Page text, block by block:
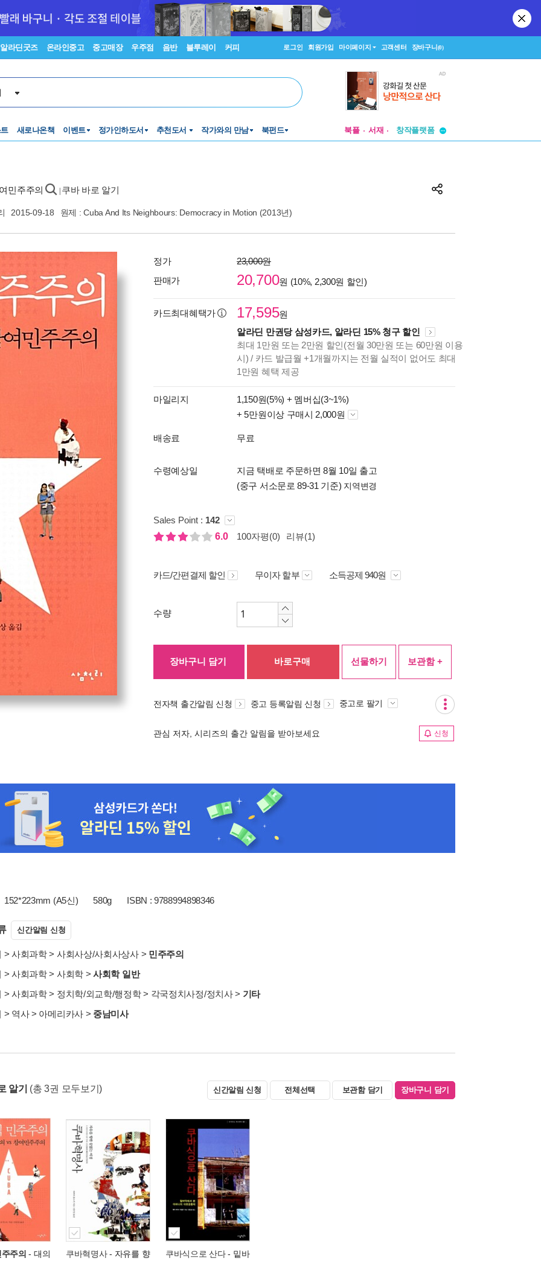
알라딘굿즈 온라인중고 중고매장 우주점 음반 블루레이 커피 로그인 회원가입 마이페이지 고객센터 장바구니(0)
새로나온책 이벤트 정가인하도서 추천도서 작가와의 만남 북펀드 북플 서재
투비컨티뉴드
민주주의 쿠바 바로 알기
2015-09-18 원제 : Cuba And Its Neighbours: Democracy in Motion (2013년)
정가
23,000원
판매가
20,700원 (10%, 2,300원 할인)
카드최대혜택가 17,595원
알라딘 만권당 삼성카드, 알라딘 15% 청구 할인
최대 1만원 또는 2만원 할인(전월 30만원 또는 60만원 이용
시) / 카드 발급월 +1개월까지는 전월 실적이 없어도 최대
1만원 혜택 제공
마일리지 1,150원(5%) + 멤버십(3~1%)
+ 5만원이상 구매시 2,000원
배송료 무료
수령예상일
지금 택배로 주문하면 8월 10일 출고
(중구 서소문로 89-31 기준) 지역변경
Sales Point : 142
6.0
100자평(0) 리뷰(1)
카드/간편결제 할인 무이자 할부 소득공제 940원
수량
장바구니 담기 바로구매 선물하기 보관함 +
전자책 출간알림 신청 중고 등록알림 신청 중고로 팔기
관심 저자, 시리즈의 출간 알림을 받아보세요 신청
152*223mm (A5신) 580g ISBN : 9788994898346
신간알림 신청
> 사회과학> 사회사상/사회사상사> 민주주의
> 사회과학> 사회학>사회학 일반
> 사회과학> 정치학/외교학/행정학> 각국정치사정/정치사> 기타
> 역사> 아메리카사> 중남미사
알기 (총 3권 모두보기) 신간알림 신청 전체선택 보관함 담기 장바구니 담기
주의 - 대의
쿠바혁명사- 자유를 향
쿠바식으로 산다- 밑바